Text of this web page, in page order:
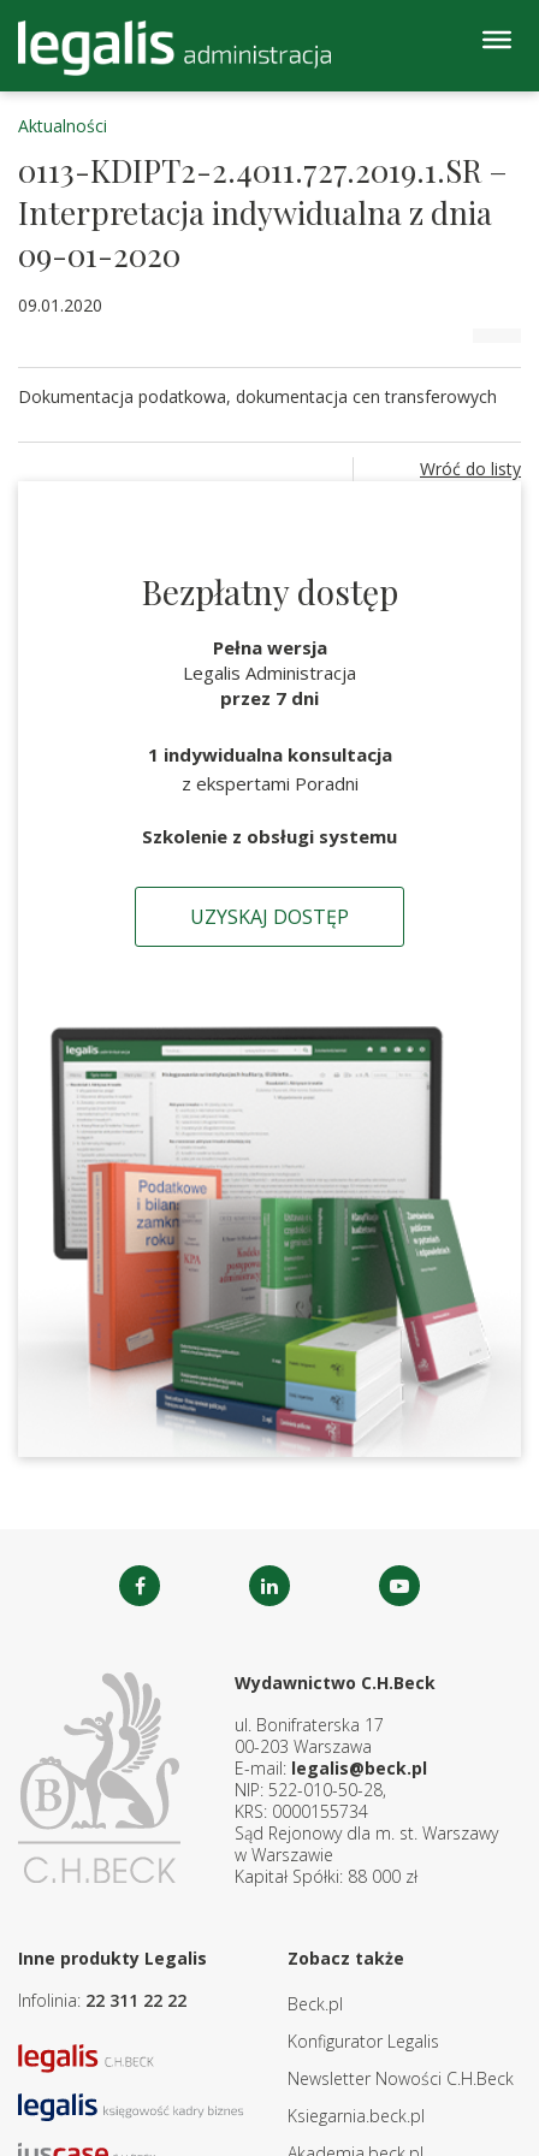
Aktualności
0113-KDIPT2-2.4011.727.2019.1.SR –
Interpretacja indywidualna z dnia
09-01-2020
09.01.2020
Dokumentacja podatkowa, dokumentacja cen transferowych
Wróć do listy
Bezpłatny dostęp
Pełna wersja
Legalis Administracja
przez 7 dni
1 indywidualna konsultacja
z ekspertami Poradni
Szkolenie z obsługi systemu
UZYSKAJ DOSTĘP
Wydawnictwo C.H.Beck
ul. Bonifraterska 17
00-203 Warszawa
E-mail: legalis@beck.pl
NIP: 522-010-50-28,
KRS: 0000155734
Sąd Rejonowy dla m. st. Warszawy
w Warszawie
Kapitał Spółki: 88 000 zł
Inne produkty Legalis
Infolinia: 22 311 22 22
Zobacz także
Beck.pl
Konfigurator Legalis
Newsletter Nowości C.H.Beck
Ksiegarnia.beck.pl